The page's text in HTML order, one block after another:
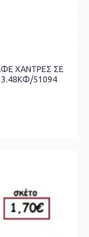
ΧΑΝΤΡΕΣ ΣΕ
51094